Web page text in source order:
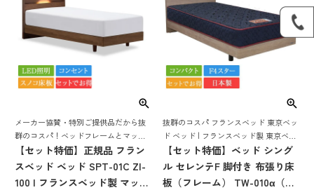
メーカー協賛・特別ご提供品だから抜
群のコスパ！ベッドフレームとマット
レスがセットでお得! 便利なLED照明、
コンセント付き！省スペース型キャビ
ネット付き限定超特価ベッド
【セット特価】正規品 フラン
スベッド ベッド SPT-01C ZI-
100 | フランスベッド製 マット
抜群のコスパ フランスベッド 東京ベッ
ド ベッド | フランスベッド製 東京ベッ
ド製 ベッド マットレス付き ベット マ
ットレスセット 脚付き 日本製 コンパ
【セット特価】ベッド シング
ル セレンテF 脚付き 布張り床
板（フレーム） TW-010α（マ